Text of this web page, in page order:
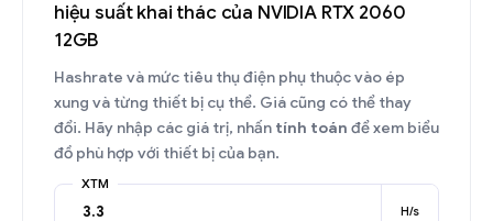
hiệu suất khai thác của NVIDIA RTX 2060
12GB
Hashrate và mức tiêu thụ điện phụ thuộc vào ép
xung và từng thiết bị cụ thể. Giá cũng có thể thay
đổi. Hãy nhập các giá trị, nhấn tính toán để xem biểu
đồ phù hợp với thiết bị của bạn.
XTM
H/s